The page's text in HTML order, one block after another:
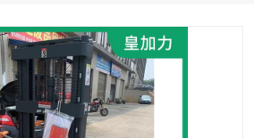
移动登车台
电动搬运车
升降货梯